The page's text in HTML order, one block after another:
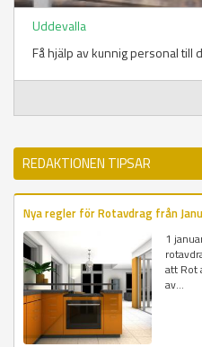
Uddevalla
Få hjälp av kunnig personal till
REDAKTIONEN TIPSAR
Nya regler för Rotavdrag från
1
att Rot
av...